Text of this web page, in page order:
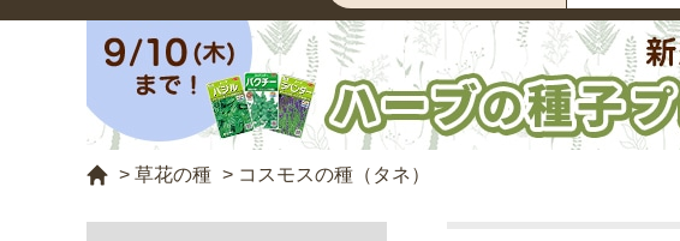
> 草花の種 > コスモスの種（タネ）